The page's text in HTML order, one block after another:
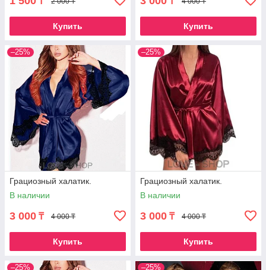
Купить Купить
–25%
Грациозный халатик.
В наличии
3 000 ₸ 4 000 ₸
Купить
–25%
Грациозный халатик.
В наличии
3 000 ₸ 4 000 ₸
Купить
–25% –25%